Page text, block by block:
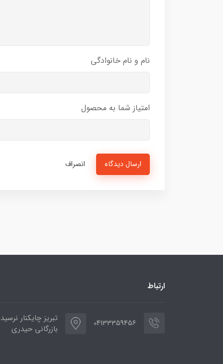
نام و نام خانوادگی
امتیاز شما به محصول
ارسال دیدگاه انصراف
ارتباط
04133359456
تبریز چایکنار
بازرگانی حیدری